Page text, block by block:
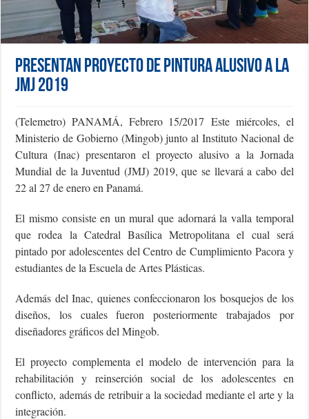
Presentan proyecto de pintura alusivo a la
JMJ 2019
(Telemetro) PANAMÁ, Febrero 15/2017Este miércoles, el
Ministerio de Gobierno (Mingob) junto al Instituto Nacional de
Cultura (Inac) presentaron el proyecto alusivo a la Jornada
Mundial de la Juventud (JMJ) 2019, que se llevará a cabo del
22 al 27 de enero en Panamá.
El mismo consiste en un mural que adornará la valla temporal
que rodea la Catedral Basílica Metropolitana el cual será
pintado por adolescentes del Centro de Cumplimiento Pacora y
estudiantes de la Escuela de Artes Plásticas.
Además del Inac, quienes confeccionaron los bosquejos de los
diseños, los cuales fueron posteriormente trabajados por
diseñadores gráficos del Mingob.
El proyecto complementa el modelo de intervención para la
rehabilitación y reinserción social de los adolescentes en
conflicto, además de retribuir a la sociedad mediante el arte y la
integración.